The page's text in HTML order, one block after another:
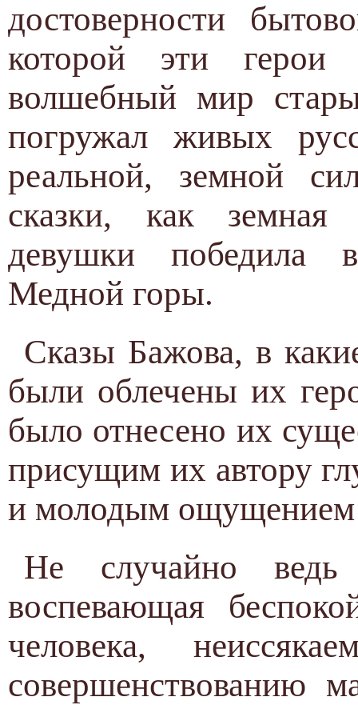
достоверности
которой эти
волшебный мир
погружал живых
реальной, земной
сказки, как земная
девушки победила
Медной горы.
Сказы Бажова, в
были облечены их
было отнесено их
присущим их автору
и молодым
Не случайно ведь
воспевающая
человека,
совершенствованию